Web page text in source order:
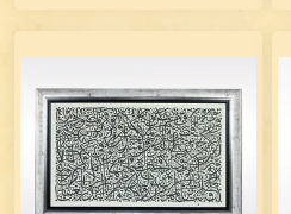
SANATKÂR: Ahmet Zeki
YAVAŞ ÖLÇÜLER: 62x74